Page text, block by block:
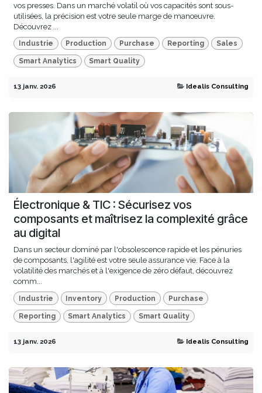
vos presses. Dans un marché volatil où vos capacités sont sous-
utilisées, la précision est votre seule marge de manœuvre.
Découvrez ...
Industrie Production Purchase Reporting Sales
Smart Analytics Smart Quality
13 janv. 2026 Idealis Consulting
Électronique & TIC : Sécurisez vos
composants et maîtrisez la complexité grâce
au digital
Dans un secteur dominé par l'obsolescence rapide et les pénuries
de composants, l'agilité est votre seule assurance vie. Face à la
volatilité des marchés et à l'exigence de zéro défaut, découvrez
comm...
Industrie Inventory Production Purchase
Reporting Smart Analytics Smart Quality
13 janv. 2026 Idealis Consulting